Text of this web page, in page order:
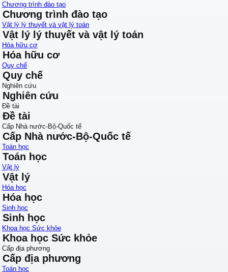
Chương trình đào tạo
Chương trình đào tạo
Vật lý lý thuyết và vật lý toán
Vật lý lý thuyết và vật lý toán
Hóa hữu cơ
Hóa hữu cơ
Quy chế
Quy chế
Nghiên cứu
Nghiên cứu
Đề tài
Đề tài
Cấp Nhà nước-Bộ-Quốc tế
Cấp Nhà nước-Bộ-Quốc tế
Toán học
Toán học
Vật lý
Vật lý
Hóa học
Hóa học
Sinh học
Sinh học
Khoa học Sức khỏe
Khoa học Sức khỏe
Cấp địa phương
Cấp địa phương
Toán học